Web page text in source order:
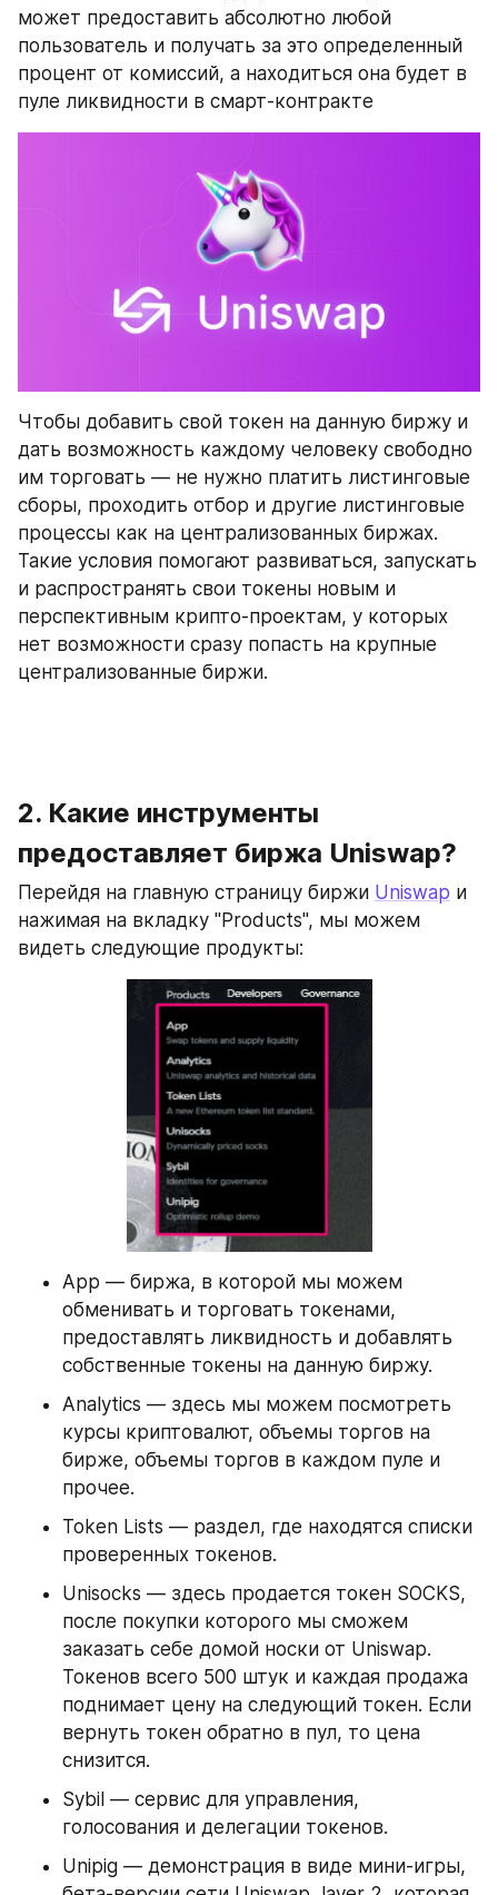
может предоставить абсолютно любой
пользователь и получать за это определенный
процент от комиссий, а находиться она будет в
пуле ликвидности в смарт-контракте
Чтобы добавить свой токен на данную биржу и
дать возможность каждому человеку свободно
им торговать — не нужно платить листинговые
сборы, проходить отбор и другие листинговые
процессы как на централизованных биржах.
Такие условия помогают развиваться, запускать
и распространять свои токены новым и
перспективным крипто-проектам, у которых
нет возможности сразу попасть на крупные
централизованные биржи.
2. Какие инструменты
предоставляет биржа Uniswap?
Перейдя на главную страницу биржи Uniswap и
нажимая на вкладку "Products", мы можем
видеть следующие продукты:
App — биржа, в которой мы можем
обменивать и торговать токенами,
предоставлять ликвидность и добавлять
собственные токены на данную биржу.
Analytics — здесь мы можем посмотреть
курсы криптовалют, объемы торгов на
бирже, объемы торгов в каждом пуле и
прочее.
Token Lists — раздел, где находятся списки
проверенных токенов.
Unisocks — здесь продается токен SOCKS,
после покупки которого мы сможем
заказать себе домой носки от Uniswap.
Токенов всего 500 штук и каждая продажа
поднимает цену на следующий токен. Если
вернуть токен обратно в пул, то цена
снизится.
Sybil — сервис для управления,
голосования и делегации токенов.
Unipig — демонстрация в виде мини-игры,